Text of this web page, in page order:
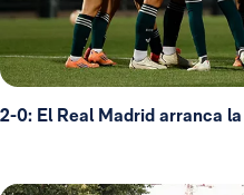
2-0: El Real Madrid arranca